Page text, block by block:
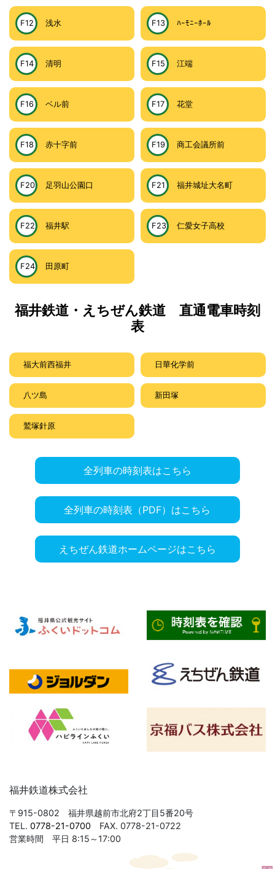
F12 浅水 F13 ﾊｰﾓﾆｰﾎｰﾙ
F14 清明 F15 江端
F16 ベル前 F17 花堂
F18 赤十字前 F19 商工会議所前
F20 足羽山公園口 F21 福井城址大名町
F22 福井駅 F23 仁愛女子高校
F24 田原町
福井鉄道・えちぜん鉄道 直通電車時刻
表
福大前西福井 日華化学前
八ツ島 新田塚
鷲塚針原
全列車の時刻表はこちら
全列車の時刻表（PDF）はこちら
えちぜん鉄道ホームページはこちら
福井鉄道株式会社
〒915-0802 福井県越前市北府2丁目5番20号
TEL. 0778-21-0700 FAX. 0778-21-0722
営業時間 平日 8:15～17:00